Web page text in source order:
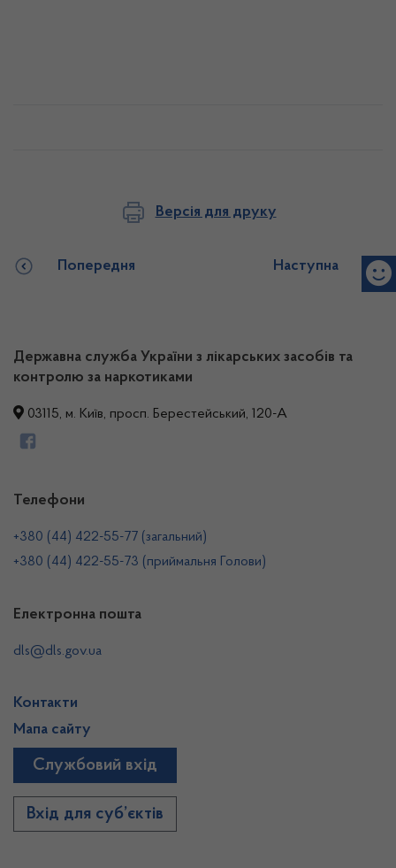
Версія для друку
Попередня Наступна
Державна служба України з лікарських засобів та
контролю за наркотиками
03115, м. Київ, просп. Берестейський, 120-А
Телефони
+380 (44) 422-55-77 (загальний)
+380 (44) 422-55-73 (приймальня Голови)
Електронна пошта
dls@dls.gov.ua
Контакти
Мапа сайту
Службовий вхід
Вхід для суб’єктів